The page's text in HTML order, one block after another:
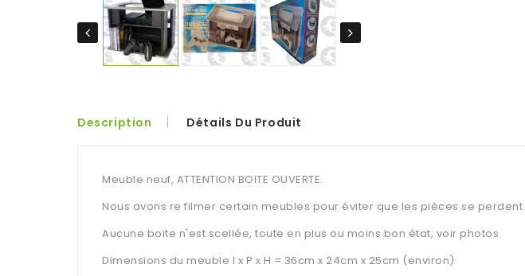
Description Détails Du Produit
Meuble neuf, ATTENTION BOITE OUVERTE.
Nous avons re filmer certain meubles pour éviter que les pièces se perdent.
Aucune boite n'est scellée, toute en plus ou moins bon état, voir photos.
Dimensions du meuble l x P x H = 36cm x 24cm x 25cm (environ)